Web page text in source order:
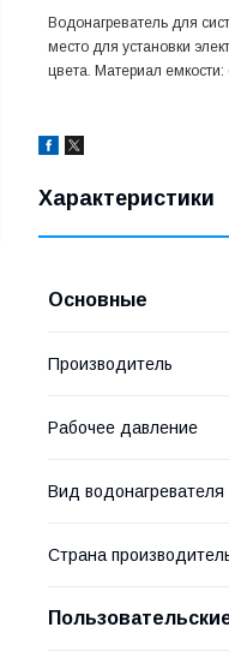
Водонагреватель для
место для установки
цвета. Материал емкости:
Характеристики
Основные
Производитель
Рабочее давление
Вид водонагревателя
Страна